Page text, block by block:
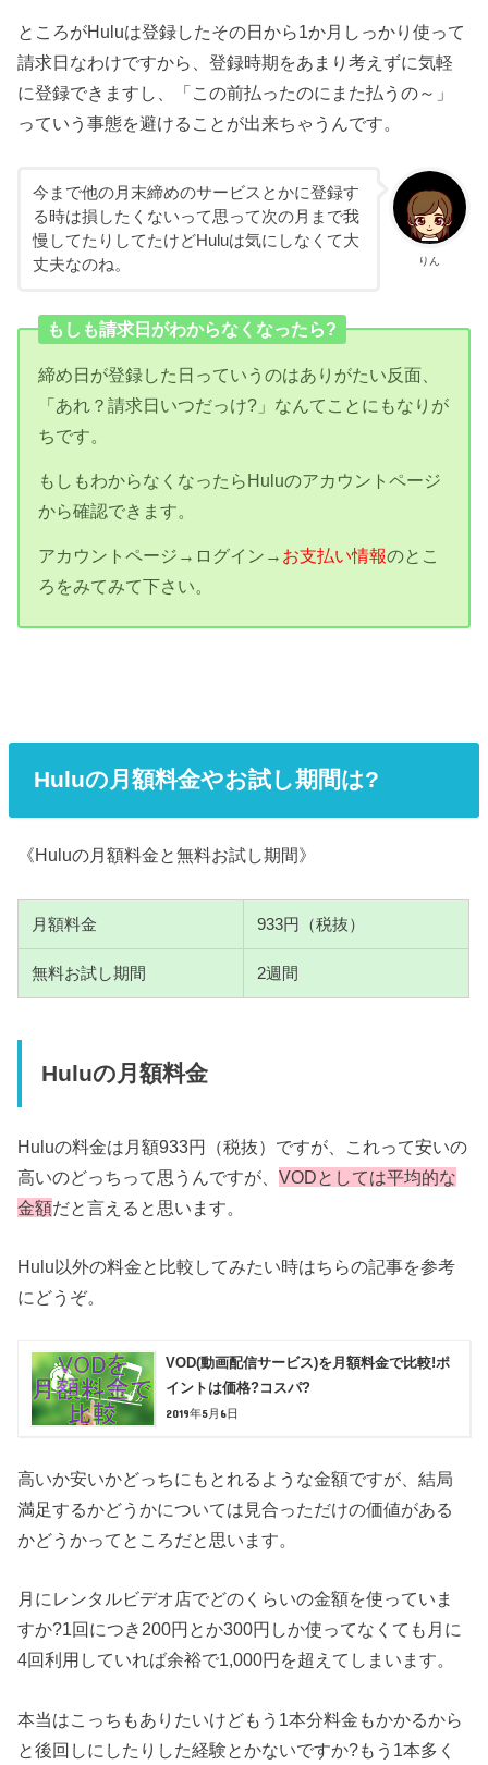
ところがHuluは登録したその日から1か月しっかり使って
請求日なわけですから、登録時期をあまり考えずに気軽
に登録できますし、「この前払ったのにまた払うの～」
っていう事態を避けることが出来ちゃうんです。
りん
今まで他の月末締めのサービスとかに登録す
る時は損したくないって思って次の月まで我
慢してたりしてたけどHuluは気にしなくて大
丈夫なのね。
もしも請求日がわからなくなったら?
締め日が登録した日っていうのはありがたい反面、
「あれ？請求日いつだっけ?」なんてことにもなりが
ちです。
もしもわからなくなったらHuluのアカウントページ
から確認できます。
アカウントページ→ログイン→ お支払い情報のとこ
ろをみてみて下さい。
Huluの月額料金やお試し期間は?
《Huluの月額料金と無料お試し期間》
月額料金 933円（税抜）
無料お試し期間 2週間
Huluの月額料金
Huluの料金は月額933円（税抜）ですが、これって安いの
高いのどっちって思うんですが、VODとしては平均的な
金額だと言えると思います。
Hulu以外の料金と比較してみたい時はちらの記事を参考
にどうぞ。
VOD(動画配信サービス)を月額料金で比較!ポ
イントは価格?コスパ?
2019年5月6日
高いか安いかどっちにもとれるような金額ですが、結局
満足するかどうかについては見合っただけの価値がある
かどうかってところだと思います。
月にレンタルビデオ店でどのくらいの金額を使っていま
すか?1回につき200円とか300円しか使ってなくても月に
4回利用していれば余裕で1,000円を超えてしまいます。
本当はこっちもありたいけどもう1本分料金もかかるから
と後回しにしたりした経験とかないですか?もう1本多く